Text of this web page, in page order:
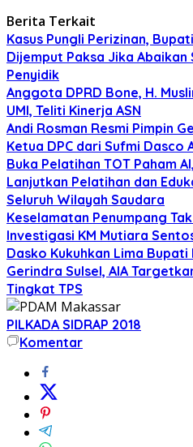
Berita Terkait
Kasus Pungli Perizinan,
Dijemput Paksa Jika
Penyidik
Anggota DPRD Bone, H.
UMI, Teliti Kinerja ASN
Andi Rosman Resmi Pimpin
Ketua DPC dari Sufmi Dasco
Buka Pelatihan TOT Paham
Lanjutkan Pelatihan dan
Seluruh Wilayah Saudara
Keselamatan Penumpang
Investigasi KM Mutiara
Dasko Kukuhkan Lima
Gerindra Sulsel, AIA
Tingkat TPS
PILKADA SIDRAP 2018
Komentar